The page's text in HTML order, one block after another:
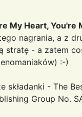
My Heart,
nagrania, a z
stratę - a zatem
:-)
składanki - The
Group No.